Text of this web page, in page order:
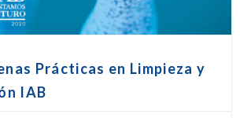
Prácticas en Limpieza y
IAB